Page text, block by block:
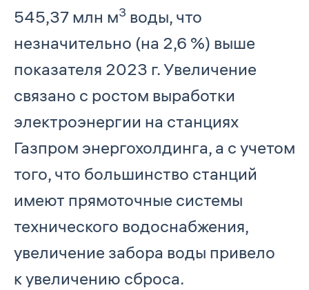
545,37 млн м3 воды, что
незначительно (на 2,6 %) выше
показателя 2023 г. Увеличение
связано с ростом выработки
электроэнергии на станциях
Газпром энергохолдинга, а с учетом
того, что большинство станций
имеют прямоточные системы
технического водоснабжения,
увеличение забора воды привело
к увеличению сброса.